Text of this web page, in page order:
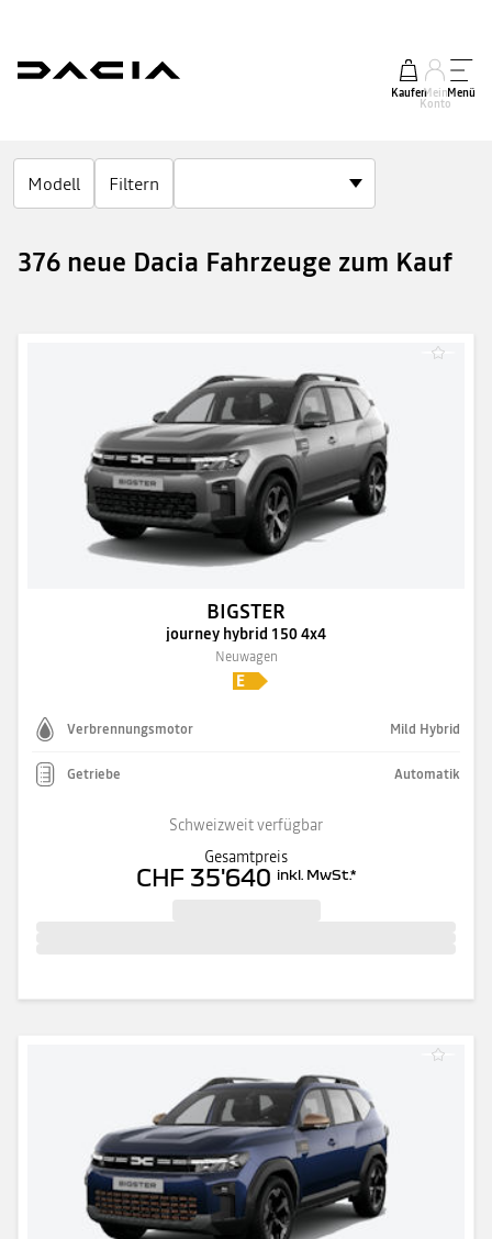
KaufenMein
Konto
Menü
Modell Filtern
376 neue Dacia Fahrzeuge zum Kauf
BIGSTER
journey hybrid 150 4x4
Neuwagen
Verbrennungsmotor Mild Hybrid
Getriebe Automatik
Schweizweit verfügbar
Gesamtpreis
CHF 35'640 inkl. MwSt.*